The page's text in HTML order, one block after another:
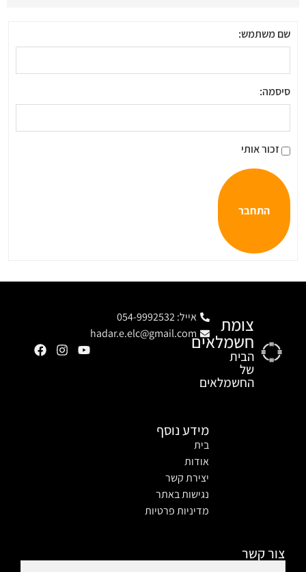
שם משתמש:
סיסמה:
זכור אותי
התחבר
צומת
חשמלאים
הבית
של
החשמלאים
אייל: 054-9992532
hadar.e.elc@gmail.com
מידע נוסף
בית
אודות
יצירת קשר
נגישות באתר
מדיניות פרטיות
צור קשר